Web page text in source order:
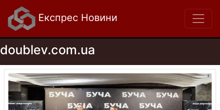
Експрес Новини
doublev.com.ua